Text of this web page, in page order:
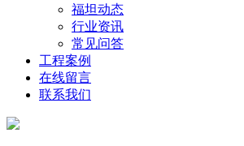
福坦动态
行业资讯
常见问答
工程案例
在线留言
联系我们